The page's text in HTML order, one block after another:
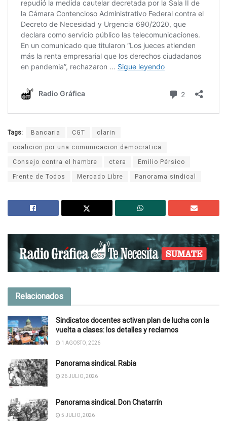
Tags: Bancaria CGT clarin
coalicion por una comunicacion democratica
Consejo contra el hambre ctera Emilio Pérsico
Frente de Todos Mercado Libre Panorama sindical
Relacionados
Sindicatos docentes activan plan de lucha con la
vuelta a clases: los detalles y reclamos
1 AGOSTO, 2026
Panorama sindical. Rabia
26 JULIO, 2026
Panorama sindical. Don Chatarrín
5 JULIO, 2026